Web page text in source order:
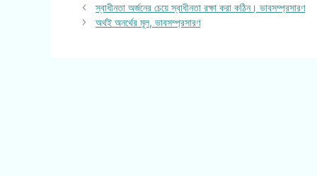
স্বাধীনতা অর্জনের চেয়ে স্বাধীনতা রক্ষা করা কঠিন। ভাবসম্প্রসারণ
অর্থই অনর্থের মূল, ভাবসম্প্রসারণ